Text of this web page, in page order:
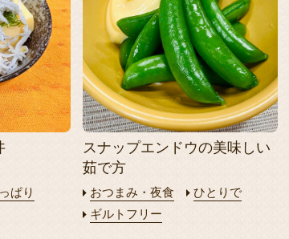
ぱり
スナップエンドウの美味しい
茹で方
おつまみ・夜食
ひとりで
ギルトフリー